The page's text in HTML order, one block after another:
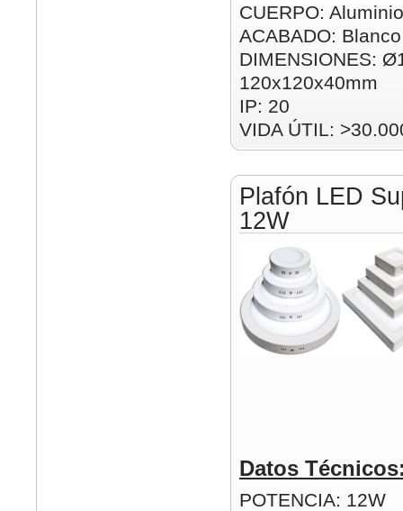
CUERPO: Aluminio
ACABADO: Blanco
DIMENSIONES:
120x120x40mm
IP: 20
VIDA ÚTIL:
Plafón LED
12W
Datos
POTENCIA: 12W